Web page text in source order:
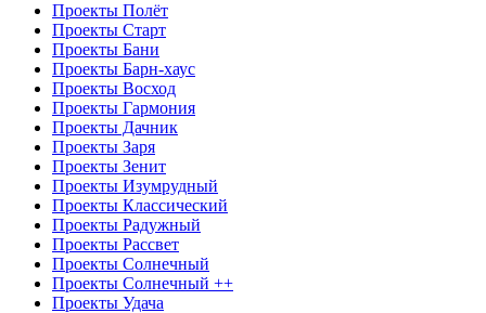
Проекты Полёт
Проекты Старт
Проекты Бани
Проекты Барн-хаус
Проекты Восход
Проекты Гармония
Проекты Дачник
Проекты Заря
Проекты Зенит
Проекты Изумрудный
Проекты Классический
Проекты Радужный
Проекты Рассвет
Проекты Солнечный
Проекты Солнечный ++
Проекты Удача